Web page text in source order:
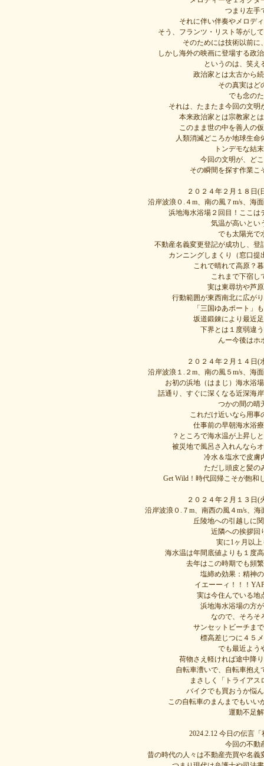
つまり左手
それに伴い伴奏やメロデ
そう、フランツ・リスト等がし
そのためには技術以前に
しかし海外の映画に登場する政
というのは、笑え
政治家とは太古から
その真実はど
でも念の
それは、たまたま今回の文
本来政治家とは宗教家と
このまま世の中を善人の
人類消滅どころか地球生
トンデモな結
今回の文明が、ど
その瞬間を探す作業こ
２０２４年２月１８日(
沿岸波浪０.４m、南の風７m/s、海
浜地海水浴場２回目！ここは
気温が高いとい
でも太陽光で
不動産名義変更登記が成功し、
カンニングしまくり（窓口
これで晴れて高原？
これまで下宿し
実は東尋坊や芦
行動範囲が東西南北に広が
「三国ゆあポート」
坂道鍛錬により最近
下界とは１度弱違
んー今後はホ
２０２４年２月１４日(
沿岸波浪１.２m、南の風５m/s、海
お初の浜地（はまじ）海水浴
話通り、すぐに深くなる近深海
つかの間の晴
これだけ近いなら用事
仕事前の早朝海水浴
？ところで海水温が上昇し
被災地で風呂さ入れんなら
冷水＆塩水で皮膚
ただし頭皮と髪の
Get Wild！時代回帰こそが飽和
２０２４年２月１３日(
沿岸波浪０.７m、南西の風４m/s、
丘陵地への引越しに
近隣への挨拶回
実に1ヶ月以
海水温は年間底値よりも１度
去年はこの時期でも頻
塩締め効果：精神
イエーーィ！！！
実は今住んでいる地
浜地海水浴場の方
なので、そろそ
サンセットビーチま
標高差じつに４５
でも最近よう
荷物さえ軽ければ途中降
自転車漕いで、自転車抱
まさしく「トライア
バイクでも買おうか悩
この自転車のまんまでもいい
運動不足
2024.2.12 今日の伝言
今回の不動
昔の時代の人々は不動産売買や名